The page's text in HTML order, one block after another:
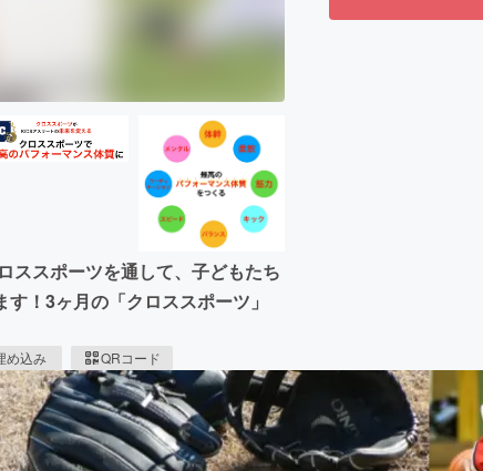
ススポーツを通して、子どもたち
！3ヶ月の「クロススポーツ」
め込み QRコード